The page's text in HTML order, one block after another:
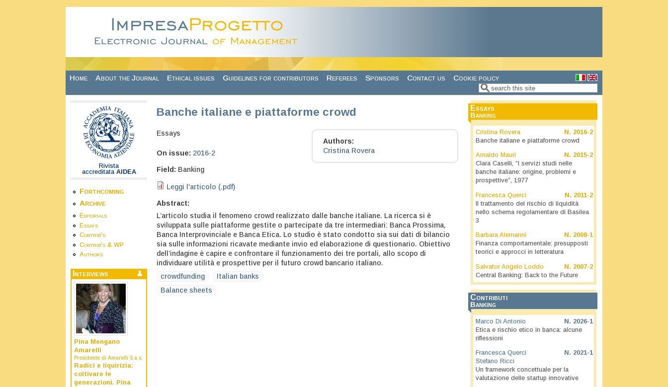
Home About the Journal Ethical issues Guidelines for contributors Referees Sponsors Contact us Cookie policy
Search form
Search
Rivista
accreditata AIDEA
Forthcoming
Archive
Editorials
Essays
Contrib's
Contrib's & WP
Authors
Interviews
Pina Mengano
Amarelli
Presidente di Amarelli S.a.s.
Radici e liquirizia:
coltivare le
generazioni. Pina
Banche italiane e piattaforme crowd
Essays
On issue: 2016-2
Field: Banking
Authors:
Cristina Rovera
Leggi l'articolo (.pdf)
Abstract:
L’articolo studia il fenomeno crowd realizzato dalle banche italiane. La ricerca si è
sviluppata sulle piattaforme gestite o partecipate da tre intermediari: Banca Prossima,
Banca Interprovinciale e Banca Etica. Lo studio è stato condotto sia sui dati di bilancio
sia sulle informazioni ricavate mediante invio ed elaborazione di questionario. Obiettivo
dell’indagine è capire e confrontare il funzionamento dei tre portali, allo scopo di
individuare utilità e prospettive per il futuro crowd bancario italiano.
crowdfunding
Italian banks
Balance sheets
Essays
Banking
N. 2016-2
Cristina Rovera
Banche italiane e piattaforme crowd
N. 2015-2
Arnaldo Mauri
Clara Caselli, “I servizi studi nelle
banche italiane: origine, problemi e
prospettive”, 1977
N. 2011-2
Francesca Querci
Il trattamento del rischio di liquidità
nello schema regolamentare di Basilea
3
N. 2008-1
Barbara Alemanni
Finanza comportamentale: presupposti
teorici e approcci in letteratura
N. 2007-2
Salvator Angelo Loddo
Central Banking: Back to the Future
Contributi
Banking
N. 2026-1
Marco Di Antonio
Etica e rischio etico in banca: alcune
riflessioni
N. 2021-1
Francesca Querci
Stefano Ricci
Un framework concettuale per la
valutazione delle startup innovative